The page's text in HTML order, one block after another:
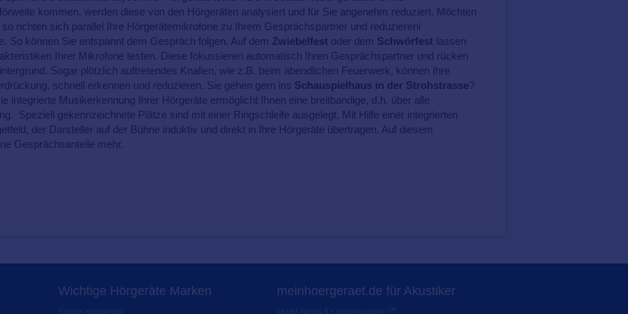
kommen, werden diese von den Hörgeräten analysiert und für Sie angenehm reduziert. Möchten
richten sich parallel Ihre Hörgerätemikrofone zu Ihrem Gesprächspartner und reduziereni
So können Sie entspannt dem Gespräch folgen. Auf dem Zwiebelfest oder dem Schwörfest lassen
Ihrer Mikrofone testen. Diese fokussieren automatisch Ihren Gesprächspartner und rücken
Sogar plötzlich auftretendes Knallen, wie z.B. beim abendlichen Feuerwerk, können Ihre
schnell erkennen und reduzieren. Sie gehen gern ins Schauspielhaus in der Strohstrasse?
integrierte Musikerkennung Ihrer Hörgeräte ermöglicht Ihnen eine breitbandige, d.h. über alle
Speziell gekennzeichnete Plätze sind mit einer Ringschleife ausgelegt. Mit Hilfe einer integrierten
der Darsteller auf der Bühne induktiv und direkt in Ihre Hörgeräte übertragen. Auf diesem
Gesprächsanteile mehr.
Wichtige Hörgeräte Marken meinhoergeraet.de für Akustiker